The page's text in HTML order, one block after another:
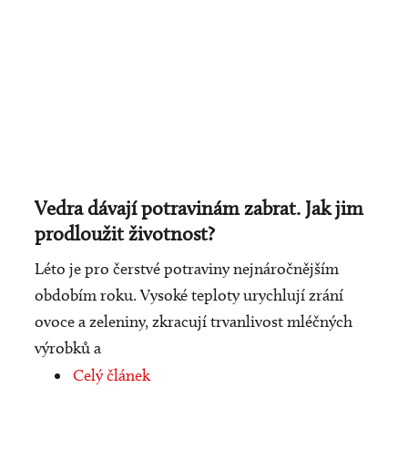
Vedra dávají potravinám zabrat. Jak jim
prodloužit životnost?
Léto je pro čerstvé potraviny nejnáročnějším
obdobím roku. Vysoké teploty urychlují zrání
ovoce a zeleniny, zkracují trvanlivost mléčných
výrobků a
Celý článek